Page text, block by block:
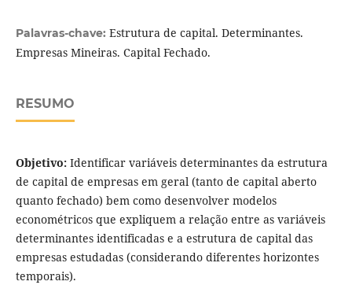
Palavras-chave: Estrutura de capital. Determinantes.
Empresas Mineiras. Capital Fechado.
RESUMO
Objetivo: Identificar variáveis determinantes da estrutura
de capital de empresas em geral (tanto de capital aberto
quanto fechado) bem como desenvolver modelos
econométricos que expliquem a relação entre as variáveis
determinantes identificadas e a estrutura de capital das
empresas estudadas (considerando diferentes horizontes
temporais).